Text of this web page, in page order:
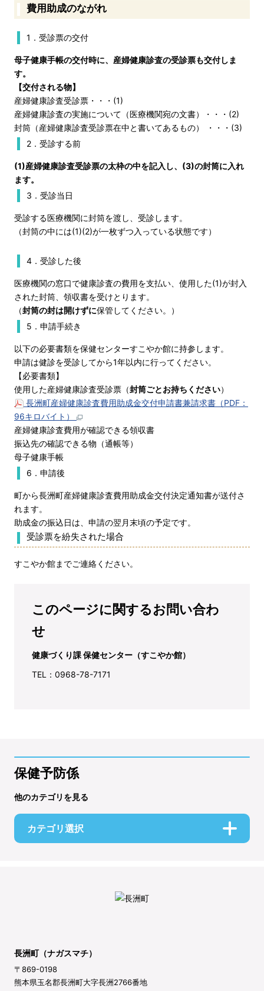
費用助成のながれ
1．受診票の交付
母子健康手帳の交付時に、産婦健康診査の受診票も交付しま
す。
【交付される物】
産婦健康診査受診票・・・(1)
産婦健康診査の実施について（医療機関宛の文書）・・・(2)
封筒（産婦健康診査受診票在中と書いてあるもの） ・・・(3)
2．受診する前
(1)産婦健康診査受診票の太枠の中を記入し、(3)の封筒に入れ
ます。
3．受診当日
受診する医療機関に封筒を渡し、受診します。
（封筒の中には(1)(2)が一枚ずつ入っている状態です）
4．受診した後
医療機関の窓口で健康診査の費用を支払い、使用した(1)が封入
された封筒、領収書を受けとります。
（封筒の封は開けずに保管してください。）
5．申請手続き
以下の必要書類を保健センターすこやか館に持参します。
申請は健診を受診してから1年以内に行ってください。
【必要書類】
使用した産婦健康診査受診票（封筒ごとお持ちください）
長洲町産婦健康診査費用助成金交付申請書兼請求書（PDF：
96キロバイト）
産婦健康診査費用が確認できる領収書
振込先の確認できる物（通帳等）
母子健康手帳
6．申請後
町から長洲町産婦健康診査費用助成金交付決定通知書が送付さ
れます。
助成金の振込日は、申請の翌月末頃の予定です。
受診票を紛失された場合
すこやか館までご連絡ください。
このページに関するお問い合わ
せ
健康づくり課 保健センター（すこやか館）
TEL：0968-78-7171
保健予防係
他のカテゴリを見る
カテゴリ選択
長洲町（ナガスマチ）
〒869-0198
熊本県玉名郡長洲町大字長洲2766番地